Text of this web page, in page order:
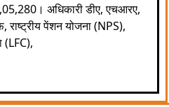
अधिकारी डीए, एचआरए,
राष्ट्रीय पेंशन योजना (NPS),
(LFC),